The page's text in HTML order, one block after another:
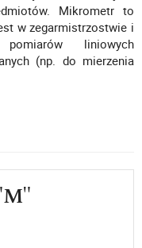
Mikrometr to
w zegarmistrzostwie i
liniowych
(np. do mierzenia